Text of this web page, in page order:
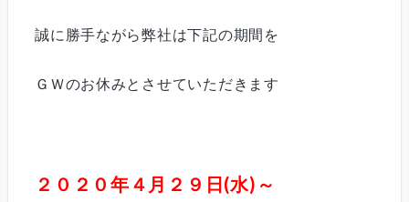
誠に勝手ながら弊社は下記の期間を
ＧＷのお休みとさせていただきます
２０２０年４月２９日(水)～